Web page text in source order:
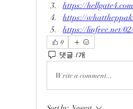
https://
https://
https://linfree.net/
0
댓글 1개
Write a comment...